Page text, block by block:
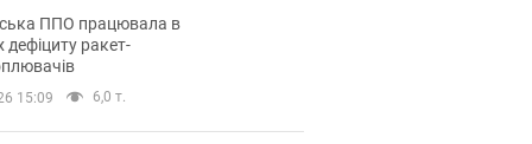
ППО працювала в
дефіциту ракет-
15:09 6,0 т.